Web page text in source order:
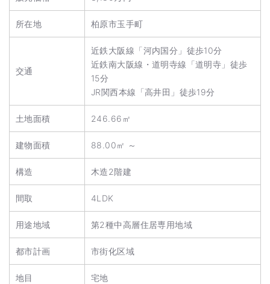
所在地 柏原市玉手町
交通
近鉄大阪線「河内国分」徒歩10分
近鉄南大阪線・道明寺線「道明寺」徒歩
15分
JR関西本線「高井田」徒歩19分
土地面積 246.66㎡
建物面積 88.00㎡ ～
構造 木造2階建
間取 4LDK
用途地域 第2種中高層住居専用地域
都市計画 市街化区域
地目 宅地